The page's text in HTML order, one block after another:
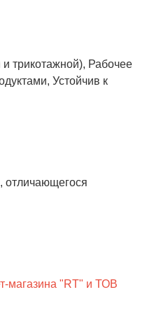
трикотажной), Рабочее
Устойчив к
отличающегося
магазина "RT" и ТОВ